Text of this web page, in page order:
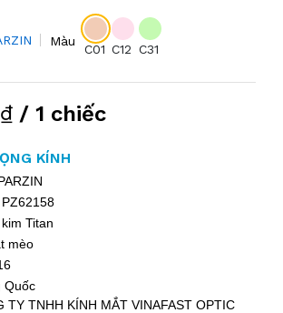
Màu
C01 C12 C31
/ 1 chiếc
KÍNH
Titan
mèo
Quốc
TY TNHH KÍNH MẮT VINAFAST OPTIC